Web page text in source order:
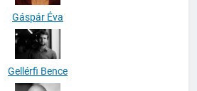
Gáspár Éva
Gellérfi Bence